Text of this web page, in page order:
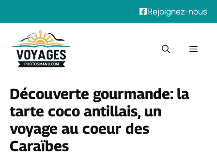
Rejoignez-nous
contenu
Découverte gourmande: la
tarte coco antillais, un
voyage au coeur des
Caraïbes